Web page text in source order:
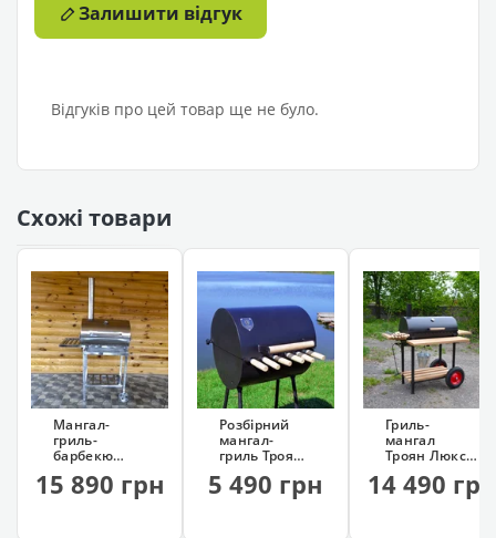
Залишити відгук
Відгуків про цей товар ще не було.
Схожі товари
Мангал-
гриль-
барбекю
нержавійки
15 890 грн
Розбірний
мангал-
гриль Троян
шампурів)
5 490 грн
Гриль-
мангал
Троян Люкс
13 шампурів)
14 490 грн